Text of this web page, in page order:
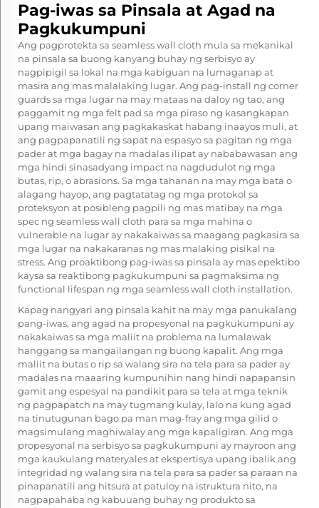
Pag-iwas sa Pinsala at Agad na
Pagkukumpuni
Ang pagprotekta sa seamless wall cloth mula sa mekanikal
na pinsala sa buong kanyang buhay ng serbisyo ay
nagpipigil sa lokal na mga kabiguan na lumaganap at
masira ang mas malalaking lugar. Ang pag-install ng corner
guards sa mga lugar na may mataas na daloy ng tao, ang
paggamit ng mga felt pad sa mga piraso ng kasangkapan
upang maiwasan ang pagkakaskat habang inaayos muli, at
ang pagpapanatili ng sapat na espasyo sa pagitan ng mga
pader at mga bagay na madalas ilipat ay nababawasan ang
mga hindi sinasadyang impact na nagdudulot ng mga
butas, rip, o abrasions. Sa mga tahanan na may mga bata o
alagang hayop, ang pagtatatag ng mga protokol sa
proteksyon at posibleng pagpili ng mas matibay na mga
spec ng seamless wall cloth para sa mga mahina o
vulnerable na lugar ay nakakaiwas sa maagang pagkasira sa
mga lugar na nakakaranas ng mas malaking pisikal na
stress. Ang proaktibong pag-iwas sa pinsala ay mas epektibo
kaysa sa reaktibong pagkukumpuni sa pagmaksima ng
functional lifespan ng mga seamless wall cloth installation.
Kapag nangyari ang pinsala kahit na may mga panukalang
pang-iwas, ang agad na propesyonal na pagkukumpuni ay
nakakaiwas sa mga maliit na problema na lumalawak
hanggang sa mangailangan ng buong kapalit. Ang mga
maliit na butas o rip sa walang sira na tela para sa pader ay
madalas na maaaring kumpunihin nang hindi napapansin
gamit ang espesyal na pandikit para sa tela at mga teknik
ng pagpapatch na may tugmang kulay, lalo na kung agad
na tinutugunan bago pa man mag-fray ang mga gilid o
magsimulang maghiwalay ang mga kapaligiran. Ang mga
propesyonal na serbisyo sa pagkukumpuni ay mayroon ang
mga kaukulang materyales at ekspertisya upang ibalik ang
integridad ng walang sira na tela para sa pader sa paraan na
pinapanatili ang hitsura at patuloy na istruktura nito, na
nagpapahaba ng kabuuang buhay ng produkto sa